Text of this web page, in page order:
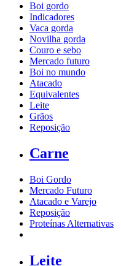
Boi gordo
Indicadores
Vaca gorda
Novilha gorda
Couro e sebo
Mercado futuro
Boi no mundo
Atacado
Equivalentes
Leite
Grãos
Reposição
Carne
Boi Gordo
Mercado Futuro
Atacado e Varejo
Reposição
Proteínas Alternativas
Leite